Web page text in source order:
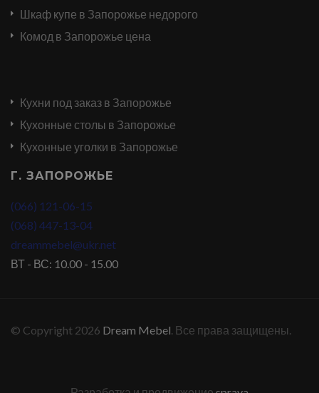
Шкаф купе в Запорожье недорого
Комод в Запорожье цена
Кухни под заказ в Запорожье
Кухонные столы в Запорожье
Кухонные уголки в Запорожье
Г. ЗАПОРОЖЬЕ
(066) 121-06-15
(068) 447-13-04
dreammebel@ukr.net
ВТ - ВС: 10.00 - 15.00
© Copyright 2026 Dream Mebel . Все права защищены.